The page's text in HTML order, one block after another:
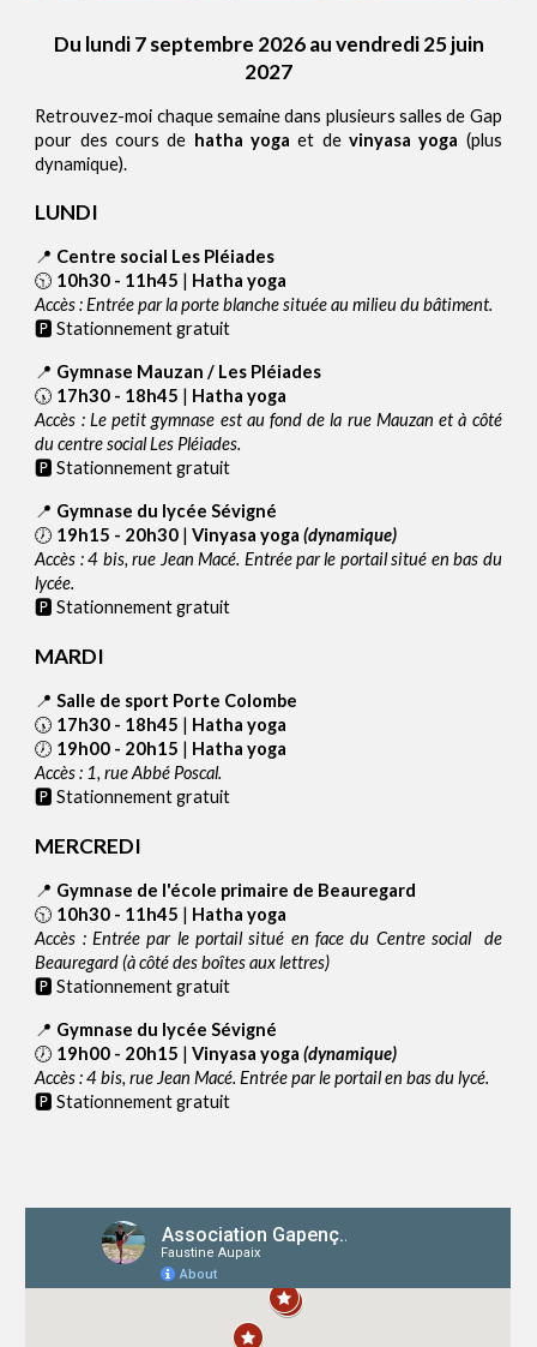
Du lundi 7 septembre 2026 au vendredi 25 juin
2027
Retrouvez-moi chaque semaine dans plusieurs salles de Gap
pour des cours de hatha yoga et de vinyasa yoga (plus
dynamique).
LUNDI
📍 Centre social Les Pléiades
🕥 10h30 - 11h45 | Hatha yoga
Accès : Entrée par la porte blanche située au milieu du bâtiment.
🅿 Stationnement gratuit
📍 Gymnase Mauzan / Les Pléiades
🕠 17h30 - 18h45 | Hatha yoga
Accès : Le petit gymnase est au fond de la rue Mauzan et à côté
du centre social Les Pléiades.
🅿 Stationnement gratuit
📍 Gymnase du lycée Sévigné
🕖 19h15 - 20h30 |Vinyasa yoga (dynamique)
Accès : 4 bis, rue Jean Macé. Entrée par le portail situé en bas du
lycée.
🅿Stationnementgratuit
MARDI
📍Salle de sport Porte Colombe
🕠 17h30 - 18h45 | Hatha yoga
🕖 19h00 - 20h15 | Hatha yoga
Accès : 1, rue Abbé Poscal.
🅿 Stationnement gratuit
MERCREDI
📍 Gymnase de l'école primaire de Beauregard
🕥 10h30 - 11h45 | Hatha yoga
Accès : Entrée par le portail situé en face du Centre social de
Beauregard (à côté des boîtes aux lettres)
🅿 Stationnement gratuit
📍 Gymnase du lycée Sévigné
🕖 19h00 - 20h15 |Vinyasa yoga (dynamique)
Accès : 4 bis, rue Jean Macé. Entrée par le portail en bas du lycé.
🅿 Stationnement gratuit